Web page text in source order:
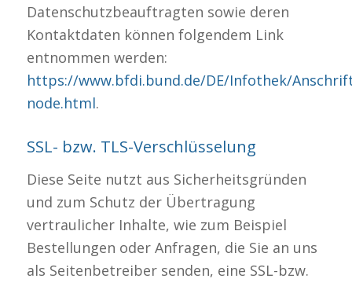
Datenschutzbeauftragten sowie deren
Kontaktdaten können folgendem Link
entnommen werden:
https://www.bfdi.bund.de/DE/Infothek/
node.html.
SSL- bzw. TLS-Verschlüsselung
Diese Seite nutzt aus Sicherheitsgründen
und zum Schutz der Übertragung
vertraulicher Inhalte, wie zum Beispiel
Bestellungen oder Anfragen, die Sie an uns
als Seitenbetreiber senden, eine SSL-bzw.